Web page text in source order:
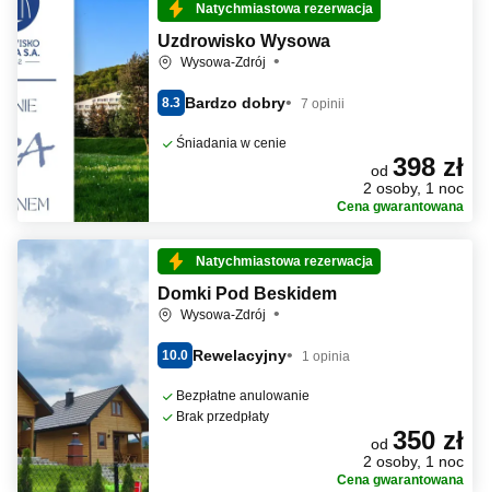
Natychmiastowa rezerwacja
Uzdrowisko Wysowa
Wysowa-Zdrój
8.3 Bardzo dobry 7 opinii
Śniadania w cenie
od 398 zł
2 osoby, 1 noc
Cena gwarantowana
Natychmiastowa rezerwacja
Domki Pod Beskidem
Wysowa-Zdrój
10.0 Rewelacyjny 1 opinia
Bezpłatne anulowanie
Brak przedpłaty
od 350 zł
2 osoby, 1 noc
Cena gwarantowana